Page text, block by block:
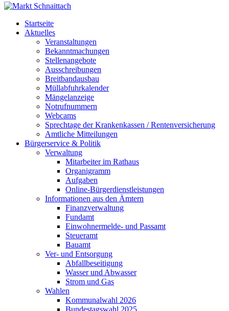
Startseite
Aktuelles
Veranstaltungen
Bekanntmachungen
Stellenangebote
Ausschreibungen
Breitbandausbau
Müllabfuhrkalender
Mängelanzeige
Notrufnummern
Webcams
Sprechtage der Krankenkassen / Rentenversicherung
Amtliche Mitteilungen
Bürgerservice & Politik
Verwaltung
Mitarbeiter im Rathaus
Organigramm
Aufgaben
Online-Bürgerdienstleistungen
Informationen aus den Ämtern
Finanzverwaltung
Fundamt
Einwohnermelde- und Passamt
Steueramt
Bauamt
Ver- und Entsorgung
Abfallbeseitigung
Wasser und Abwasser
Strom und Gas
Wahlen
Kommunalwahl 2026
Bundestagswahl 2025